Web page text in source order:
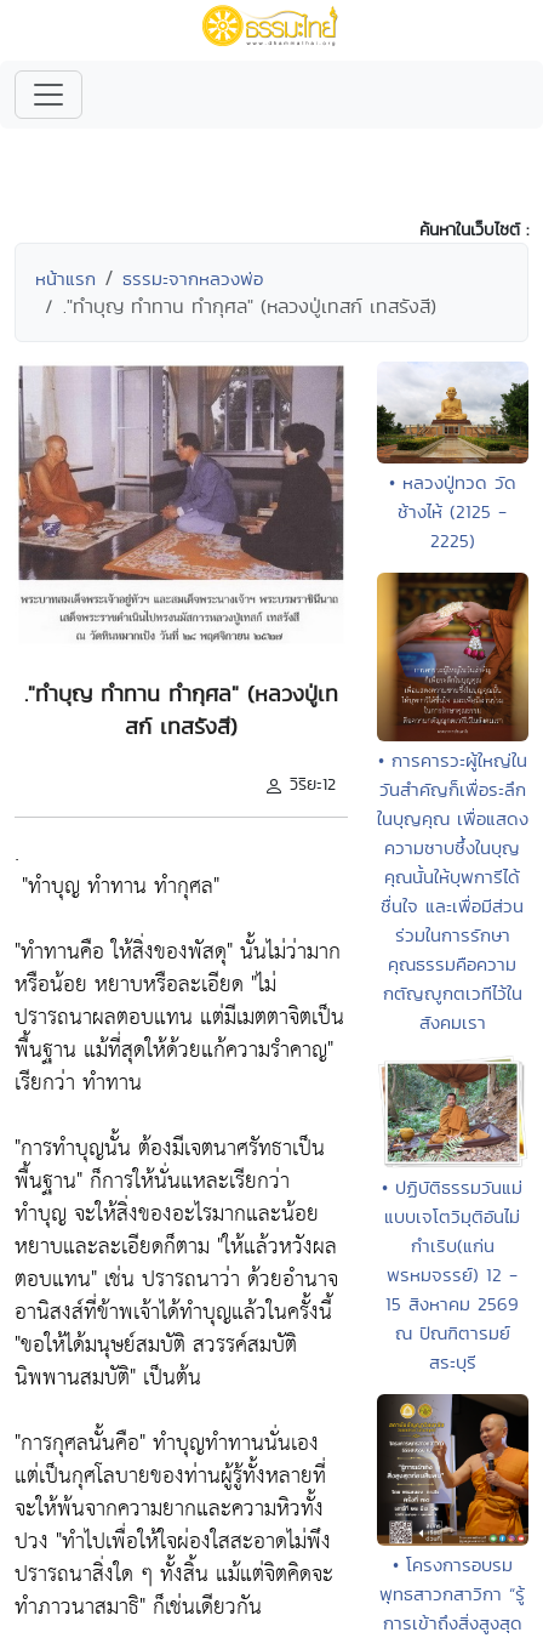
ค้นหาในเว็บไซต์ :
หน้าแรก ธรรมะจากหลวงพ่อ
."ทำบุญ ทำทาน ทำกุศล" (หลวงปู่เทสก์ เทสรังสี)
."ทำบุญ ทำทาน ทำกุศล" (หลวงปู่เท
สก์ เทสรังสี)
วิริยะ12
.
"ทำบุญ ทำทาน ทำกุศล"
"ทำทานคือ ให้สิ่งของพัสดุ"นั้นไม่ว่ามาก
หรือน้อย หยาบหรือละเอียด "ไม่
ปรารถนาผลตอบแทน แต่มีเมตตาจิตเป็น
พื้นฐาน แม้ที่สุดให้ด้วยแก้ความรำคาญ"
เรียกว่า ทำทาน
"การทำบุญนั้น ต้องมีเจตนาศรัทธาเป็น
พื้นฐาน" ก็การให้นั่นแหละเรียกว่า
ทำบุญ จะให้สิ่งของอะไรมากและน้อย
หยาบและละเอียดก็ตาม "ให้แล้วหวังผล
ตอบแทน" เช่น ปรารถนาว่า ด้วยอำนาจ
อานิสงส์ที่ข้าพเจ้าได้ทำบุญแล้วในครั้งนี้
"ขอให้ได้มนุษย์สมบัติ สวรรค์สมบัติ
นิพพานสมบัติ" เป็นต้น
"การกุศลนั้นคือ"ทำบุญทำทานนั่นเอง
แต่เป็นกุศโลบายของท่านผู้รู้ทั้งหลายที่
จะให้พ้นจากความยากและความหิวทั้ง
ปวง "ทำไปเพื่อให้ใจผ่องใสสะอาดไม่พึง
ปรารถนาสิ่งใด ๆ ทั้งสิ้น แม้แต่จิตคิดจะ
ทำภาวนาสมาธิ" ก็เช่นเดียวกัน
• หลวงปู่ทวด วัด
ช้างไห้ (2125 -
2225)
• การคารวะผู้ใหญ่ใน
วันสำคัญก็เพื่อระลึก
ในบุญคุณ เพื่อแสดง
ความซาบซึ้งในบุญ
คุณนั้นให้บุพการีได้
ชื่นใจ และเพื่อมีส่วน
ร่วมในการรักษา
คุณธรรมคือความ
กตัญญูกตเวทีไว้ใน
สังคมเรา
• ปฏิบัติธรรมวันแม่
แบบเจโตวิมุติอันไม่
กำเริบ(แก่น
พรหมจรรย์) 12 -
15 สิงหาคม 2569
ณ ปัณฑิตารมย์
สระบุรี
• โครงการอบรม
พุทธสาวกสาวิกา “รู้
การเข้าถึงสิ่งสูงสุด